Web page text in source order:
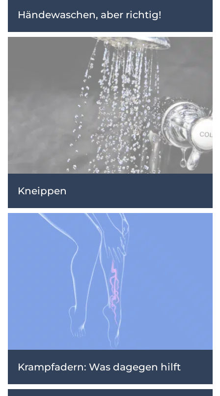
Händewaschen, aber richtig!
Kneippen
Krampfadern: Was dagegen hilft